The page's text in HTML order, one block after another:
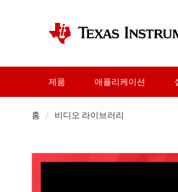
제품 애플리케이션
홈 비디오 라이브러리